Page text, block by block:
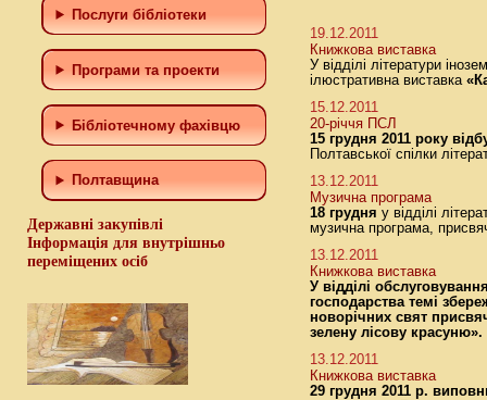
Послуги бібліотеки
Програми та проекти
Бiблiотечному фахiвцю
Полтавщина
Державні закупівлі
Інформація для внутрішньо
переміщених осіб
19.12.2011
Книжкова виставка
У відділі літератури
ілюстративна виставка
15.12.2011
20-річчя ПСЛ
15 грудня 2011 року
Полтавської спілки
13.12.2011
Музична програма
18 грудня у відділі
музична програма,
13.12.2011
Книжкова виставка
У відділі
господарства темі
новорічних свят
зелену лісову красуню».
13.12.2011
Книжкова виставка
29 грудня 2011 р.